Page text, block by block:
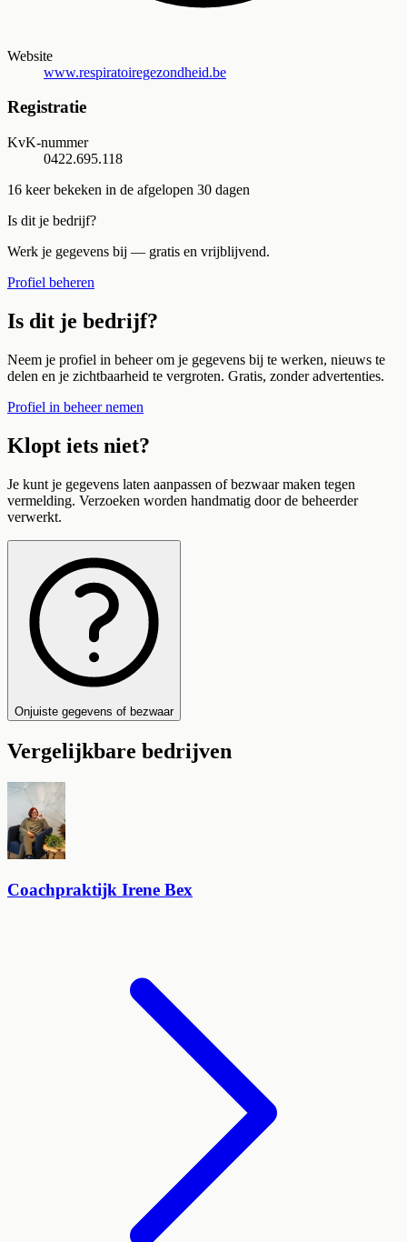
Website
www.respiratoiregezondheid.be
Registratie
KvK-nummer
0422.695.118
16 keer bekeken in de afgelopen 30 dagen
Is dit je bedrijf?
Werk je gegevens bij — gratis en vrijblijvend.
Profiel beheren
Is dit je bedrijf?
Neem je profiel in beheer om je gegevens bij te werken, nieuws te
delen en je zichtbaarheid te vergroten. Gratis, zonder advertenties.
Profiel in beheer nemen
Klopt iets niet?
Je kunt je gegevens laten aanpassen of bezwaar maken tegen
vermelding. Verzoeken worden handmatig door de beheerder
verwerkt.
Onjuiste gegevens of bezwaar
Vergelijkbare bedrijven
Coachpraktijk Irene Bex